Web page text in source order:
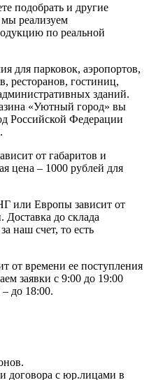
подобрать и другие
мы реализуем
по реальной
для парковок, аэропортов,
ресторанов, гостиниц,
зданий.
«Уютный город» вы
Российской Федерации
от габаритов и
цена – 1000 рублей для
или Европы зависит от
до склада
наш счет, то есть
от времени ее поступления
заявки с 9:00 до 19:00
до 18:00.
договора с юр.лицами в